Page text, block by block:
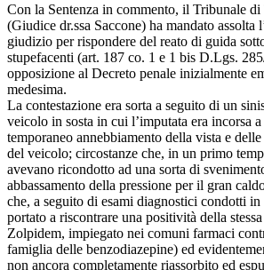
Con la Sentenza in commento, il Tribunale
(Giudice dr.ssa Saccone) ha mandato assolta
giudizio per rispondere del reato di guida
stupefacenti (art. 187 co. 1 e 1 bis D.Lgs.
opposizione al Decreto penale inizialmente
medesima.
La contestazione era sorta a seguito di un
veicolo in sosta in cui l’imputata era incorsa
temporaneo annebbiamento della vista e
del veicolo; circostanze che, in un primo
avevano ricondotto ad una sorta di
abbassamento della pressione per il gran
che, a seguito di esami diagnostici condotti in
portato a riscontrare una positività della
Zolpidem, impiegato nei comuni farmaci
famiglia delle benzodiazepine) ed
non ancora completamente riassorbito ed